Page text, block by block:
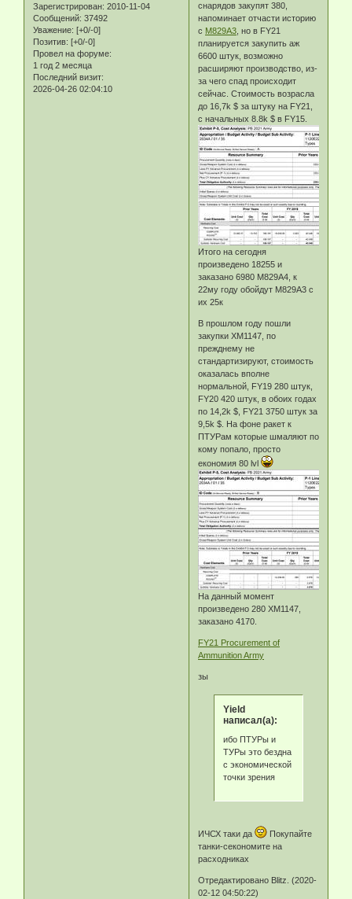
Зарегистрирован: 2010-11-04
Сообщений: 37492
Уважение: [+0/-0]
Позитив: [+0/-0]
Провел на форуме:
1 год 2 месяца
Последний визит:
2026-04-26 02:04:10
снарядов закупят 380,
напоминает отчасти историю
с М829А3 , но в FY21
планируется закупить аж
6600 штук, возможно
расширяют производство, из-
за чего спад происходит
сейчас. Стоимость возрасла
до 16,7k $ за штуку на FY21,
с начальных 8.8k $ в FY15.
Итого на сегодня
произведено 18255 и
заказано 6980 М829А4, к
22му году обойдут М829А3 с
их 25к
В прошлом году пошли
закупки ХМ1147, по
прежднему не
стандартизируют, стоимость
оказалась вполне
нормальной, FY19 280 штук,
FY20 420 штук, в обоих годах
по 14,2k $, FY21 3750 штук за
9,5k $. На фоне ракет к
ПТУРам которые шмаляют по
кому попало, просто
економия 80 lvl
На данный момент
произведено 280 ХМ1147,
заказано 4170.
FY21 Procurement of
Ammunition Army
зы
Yield
написал(а):
ибо ПТУРы и
ТУРы это бездна
с экономической
точки зрения
ИЧСХ таки да
Покупайте
танки-секономите на
расходниках
Отредактировано Blitz. (2020-
02-12 04:50:22)